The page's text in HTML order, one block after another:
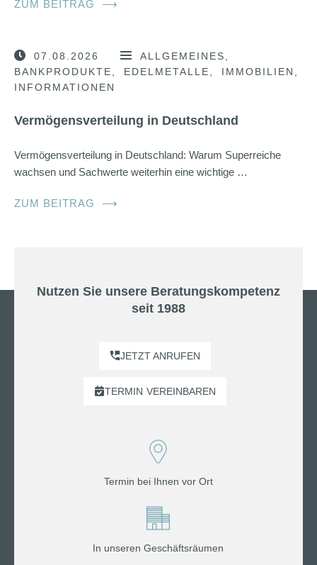
ZUM BEITRAG ⟶
07.08.2026
ALLGEMEINES
BANKPRODUKTE
EDELMETALLE
IMMOBILIEN
INFORMATIONEN
Vermögensverteilung in Deutschland
Vermögensverteilung in Deutschland: Warum Superreiche
wachsen und Sachwerte weiterhin eine wichtige …
ZUM BEITRAG ⟶
Nutzen Sie unsere Beratungskompetenz
seit 1988
JETZT ANRUFEN
TERMIN VEREINBAREN
Termin bei Ihnen vor Ort
In unseren Geschäftsräumen